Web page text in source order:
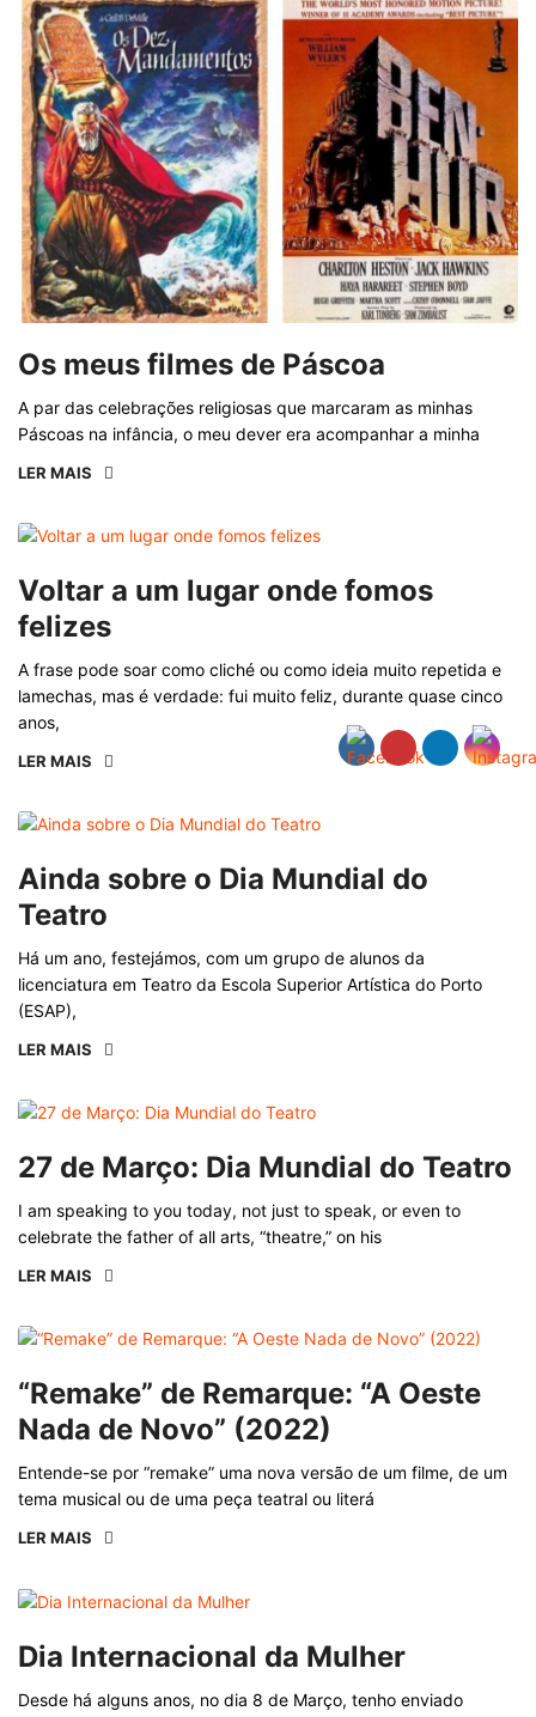
Os meus filmes de Páscoa
A par das celebrações religiosas que marcaram as minhas
Páscoas na infância, o meu dever era acompanhar a minha
LER MAIS
Voltar a um lugar onde fomos
felizes
A frase pode soar como cliché ou como ideia muito repetida e
lamechas, mas é verdade: fui muito feliz, durante quase cinco
anos,
LER MAIS
Ainda sobre o Dia Mundial do
Teatro
Há um ano, festejámos, com um grupo de alunos da
licenciatura em Teatro da Escola Superior Artística do Porto
(ESAP),
LER MAIS
27 de Março: Dia Mundial do Teatro
I am speaking to you today, not just to speak, or even to
celebrate the father of all arts, “theatre,” on his
LER MAIS
“Remake” de Remarque: “A Oeste
Nada de Novo” (2022)
Entende-se por “remake” uma nova versão de um filme, de um
tema musical ou de uma peça teatral ou literá
LER MAIS
Dia Internacional da Mulher
Desde há alguns anos, no dia 8 de Março, tenho enviado